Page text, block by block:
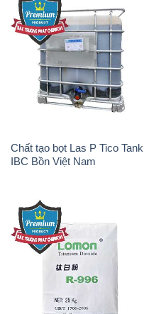
Chất tạo bọt Las P Tico Tank
IBC Bồn Việt Nam